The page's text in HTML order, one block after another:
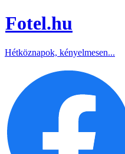
Fotel.hu
Hétköznapok, kényelmesen...